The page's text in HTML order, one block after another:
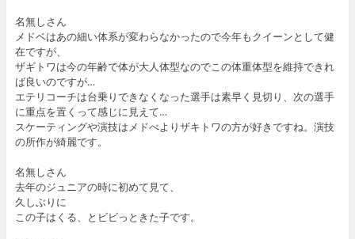
名無しさん
メドベはあの細い体系が変わらなかったので今年もクイーンとして健
在ですが、
ザギトワは今の年齢で体が大人体型なのでこの体重体型を維持できれ
ば良いのですが…
エテリコーチは台乗りできなくなった選手は素早く見切り、次の選手
に重点を置くって感じに見えて…
スケーティングや演技はメドべよりザキトワの方が好きですね。演技
の所作が綺麗です。
名無しさん
去年のジュニアの時に初めて見て、
久しぶりに
この子はくる、とビビっときた子です。